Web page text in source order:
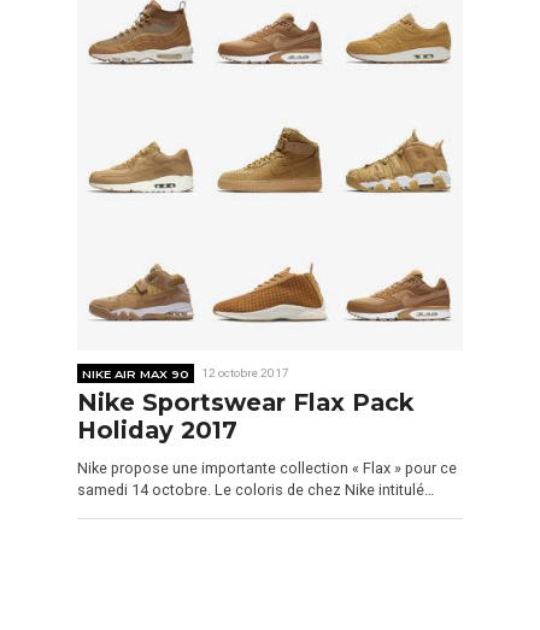
NIKE AIR MAX 90 12 octobre 2017
Nike Sportswear Flax Pack
Holiday 2017
Nike propose une importante collection « Flax » pour ce
samedi 14 octobre. Le coloris de chez Nike intitulé…